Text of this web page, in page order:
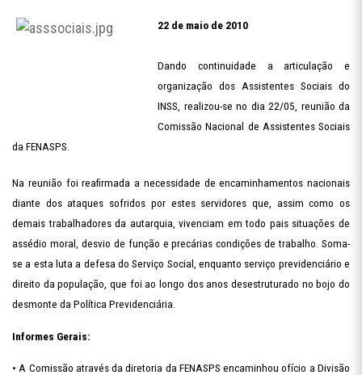
22 de maio de 2010
Dando continuidade a articulação e
organização dos Assistentes Sociais do
INSS, realizou-se no dia 22/05, reunião da
Comissão Nacional de Assistentes Sociais
da FENASPS.
Na reunião foi reafirmada a necessidade de encaminhamentos nacionais
diante dos ataques sofridos por estes servidores que, assim como os
demais trabalhadores da autarquia, vivenciam em todo pais situações de
assédio moral, desvio de função e precárias condições de trabalho. Soma-
se a esta luta a defesa do Serviço Social, enquanto serviço previdenciário e
direito da população, que foi ao longo dos anos desestruturado no bojo do
desmonte da Política Previdenciária.
Informes Gerais:
• A Comissão através da diretoria da FENASPS encaminhou ofício a Divisão